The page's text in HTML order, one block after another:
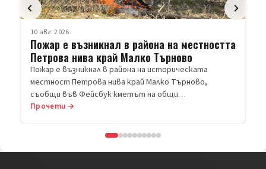
10 авг. 2026
Пожар е възникнал в района на местността
Петрова нива край Малко Търново
Пожар е възникнал в района на историческата
местност Петрова нива край Малко Търново,
съобщи във Фейсбук кметът на общи…
Прочети →